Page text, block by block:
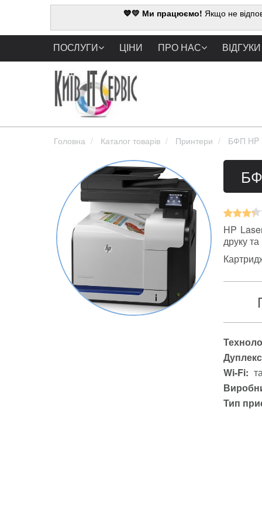
💙💛 Ми працюємо! Якщо не
ПОСЛУГИ ЦІНИ ПРО НАС ВІДГУКИ
Головна Каталог товарів Принтери БФП HP
HP
друку
Wi-Fi:
Тип